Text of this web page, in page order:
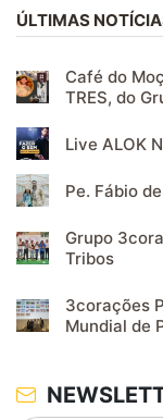
ÚLTIMAS
Café do
TRES, do
Live ALOK
Pe. Fábio
Grupo
Tribos
3corações
Mundial de